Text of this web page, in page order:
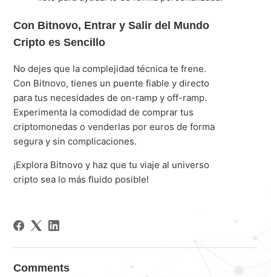
Con Bitnovo, Entrar y Salir del Mundo
Cripto es Sencillo
No dejes que la complejidad técnica te frene.
Con Bitnovo, tienes un puente fiable y directo
para tus necesidades de on-ramp y off-ramp.
Experimenta la comodidad de comprar tus
criptomonedas o venderlas por euros de forma
segura y sin complicaciones.
¡Explora Bitnovo y haz que tu viaje al universo
cripto sea lo más fluido posible!
Comments